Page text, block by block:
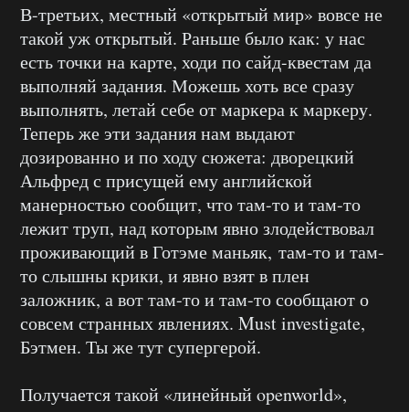
В-третьих, местный «открытый мир» вовсе не
такой уж открытый. Раньше было как: у нас
есть точки на карте, ходи по сайд-квестам да
выполняй задания. Можешь хоть все сразу
выполнять, летай себе от маркера к маркеру.
Теперь же эти задания нам выдают
дозированно и по ходу сюжета: дворецкий
Альфред с присущей ему английской
манерностью сообщит, что там-то и там-то
лежит труп, над которым явно злодействовал
проживающий в Готэме маньяк, там-то и там-
то слышны крики, и явно взят в плен
заложник, а вот там-то и там-то сообщают о
совсем странных явлениях. Must investigate,
Бэтмен. Ты же тут супергерой.
Получается такой «линейный openworld»,